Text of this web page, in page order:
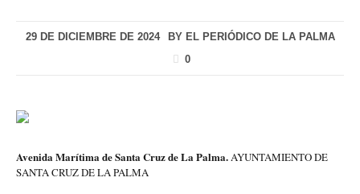
29 DE DICIEMBRE DE 2024 BY EL PERIÓDICO DE LA PALMA
0
Avenida Marítima de Santa Cruz de La Palma. AYUNTAMIENTO DE
SANTA CRUZ DE LA PALMA